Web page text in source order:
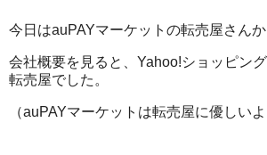
今日はauPAYマーケットの転売屋さんか
会社概要を見ると、Yahoo!ショッピン
転売屋でした。
（auPAYマーケットは転売屋に優しいよ